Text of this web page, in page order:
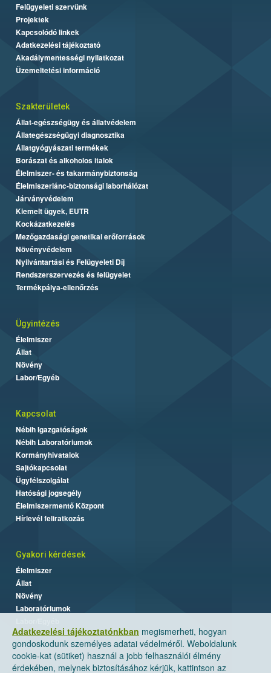
Adatkezelési tájékoztatónkban megismerheti, hogyan
gondoskodunk személyes adatai védelméről. Weboldalunk
cookie-kat (sütiket) használ a jobb felhasználói élmény
érdekében, melynek biztosításához kérjük, kattintson az
Felügyeleti szervünk
Projektek
Kapcsolódó linkek
Adatkezelési tájékoztató
Akadálymentességi nyilatkozat
Üzemeltetési információ
Szakterületek
Állat-egészségügy és állatvédelem
Állategészségügyi diagnosztika
Állatgyógyászati termékek
Borászat és alkoholos italok
Élelmiszer- és takarmánybiztonság
Élelmiszerlánc-biztonsági laborhálózat
Járványvédelem
Kiemelt ügyek, EUTR
Kockázatkezelés
Mezőgazdasági genetikai erőforrások
Növényvédelem
Nyilvántartási és Felügyeleti Díj
Rendszerszervezés és felügyelet
Termékpálya-ellenőrzés
Ügyintézés
Élelmiszer
Állat
Növény
Labor/Egyéb
Kapcsolat
Nébih Igazgatóságok
Nébih Laboratóriumok
Kormányhivatalok
Sajtókapcsolat
Ügyfélszolgálat
Hatósági jogsegély
Élelmiszermentő Központ
Hírlevél feliratkozás
Gyakori kérdések
Élelmiszer
Állat
Növény
Laboratóriumok